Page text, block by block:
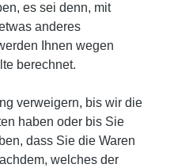
es sei denn, mit
anderes
Ihnen wegen
berechnet.
verweigern, bis wir die
haben oder bis Sie
dass Sie die Waren
welches der